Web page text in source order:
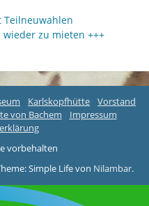
Teilneuwahlen
zu mieten +++
Karlskopfhütte
Vorstand
von Bachem
Impressum
vorbehalten
Simple Life von Nilambar.